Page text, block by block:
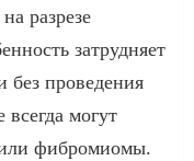
разрезе
затрудняет
без проведения
могут
фибромиомы.